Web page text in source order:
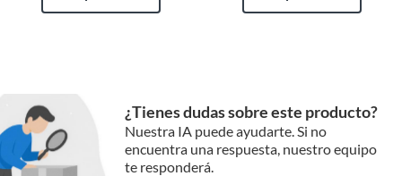
¿Tienes dudas sobre este producto?
Nuestra IA puede ayudarte. Si no
encuentra una respuesta, nuestro equipo
te responderá.